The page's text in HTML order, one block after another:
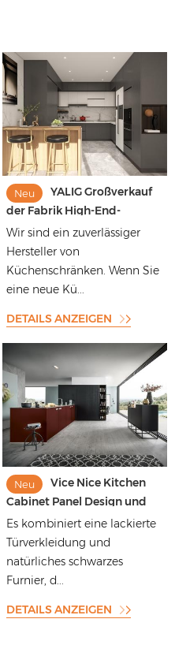
Neu
YALIG Großverkauf
der Fabrik High-End-
Küchenschränke aus
Melamin-Sperrholz modern
Wir sind ein zuverlässiger
Hersteller von
Küchenschränken. Wenn Sie
eine neue Kü...
DETAILS ANZEIGEN
Neu
Vice Nice Kitchen
Cabinet Panel Design und
Red Kitchen Cabinet Design
Es kombiniert eine lackierte
Türverkleidung und
natürliches schwarzes
Furnier, d...
DETAILS ANZEIGEN